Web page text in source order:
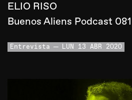
ELIO RISO
Buenos Aliens Podcast 081
Entrevista LUN 13 ABR 2020